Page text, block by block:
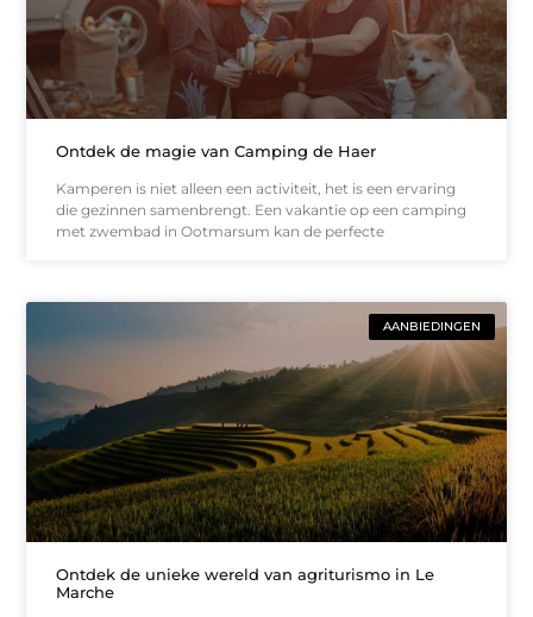
Ontdek de magie van Camping de Haer
Kamperen is niet alleen een activiteit, het is een ervaring
die gezinnen samenbrengt. Een vakantie op een camping
met zwembad in Ootmarsum kan de perfecte
AANBIEDINGEN
Ontdek de unieke wereld van agriturismo in Le
Marche